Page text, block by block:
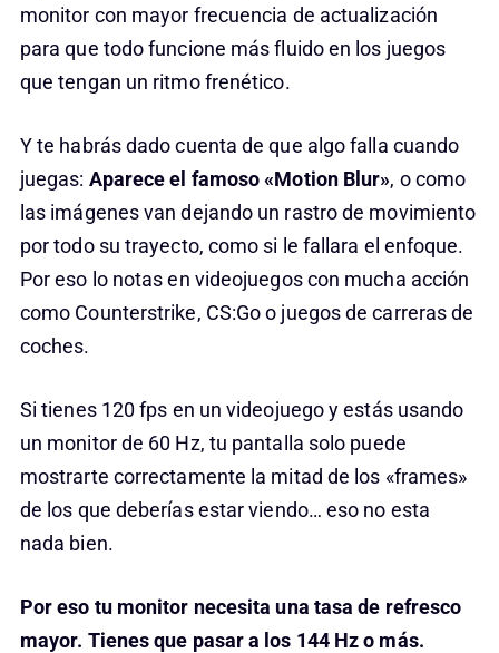
monitor con mayor frecuencia de actualización
para que todo funcione más fluido en los juegos
que tengan un ritmo frenético.
Y te habrás dado cuenta de que algo falla cuando
juegas: Aparece el famoso «Motion Blur», o como
las imágenes van dejando un rastro de movimiento
por todo su trayecto, como si le fallara el enfoque.
Por eso lo notas en videojuegos con mucha acción
como Counterstrike, CS:Go o juegos de carreras de
coches.
Si tienes 120 fps en un videojuego y estás usando
un monitor de 60 Hz, tu pantalla solo puede
mostrarte correctamente la mitad de los «frames»
de los que deberías estar viendo… eso no esta
nada bien.
Por eso tu monitor necesita una tasa de refresco
mayor. Tienes que pasar a los 144 Hz o más.